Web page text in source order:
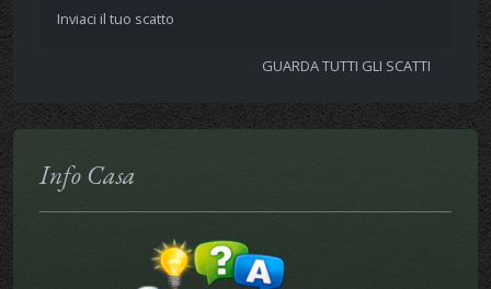
Inviaci il tuo scatto
GUARDA TUTTI GLI SCATTI
Info Casa